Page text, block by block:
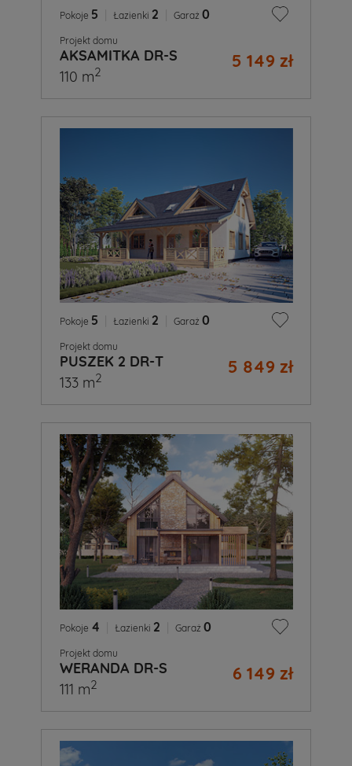
Pokoje 5 Łazienki 2 Garaż 0
Projekt domu
AKSAMITKA DR-S 5 149 zł
110 m2
Pokoje 5 Łazienki 2 Garaż 0
Projekt domu
PUSZEK 2 DR-T 5 849 zł
133 m2
Pokoje 4 Łazienki 2 Garaż 0
Projekt domu
WERANDA DR-S 6 149 zł
111 m2